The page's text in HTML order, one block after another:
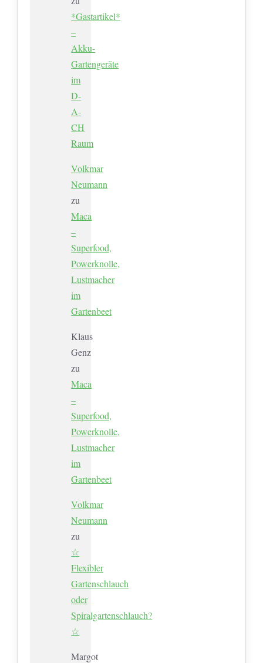
*Gastartikel*
–
Akku-
Gartengeräte
im
D-
A-
CH
Raum
Volkmar
Neumann
zu
Maca
–
Superfood,
Powerknolle,
Lustmacher
im
Gartenbeet
Klaus
Genz
zu
Maca
–
Superfood,
Powerknolle,
Lustmacher
im
Gartenbeet
Volkmar
Neumann
zu
☆
Flexibler
Gartenschlauch
oder
Spiralgartenschlauch?
☆
Margot